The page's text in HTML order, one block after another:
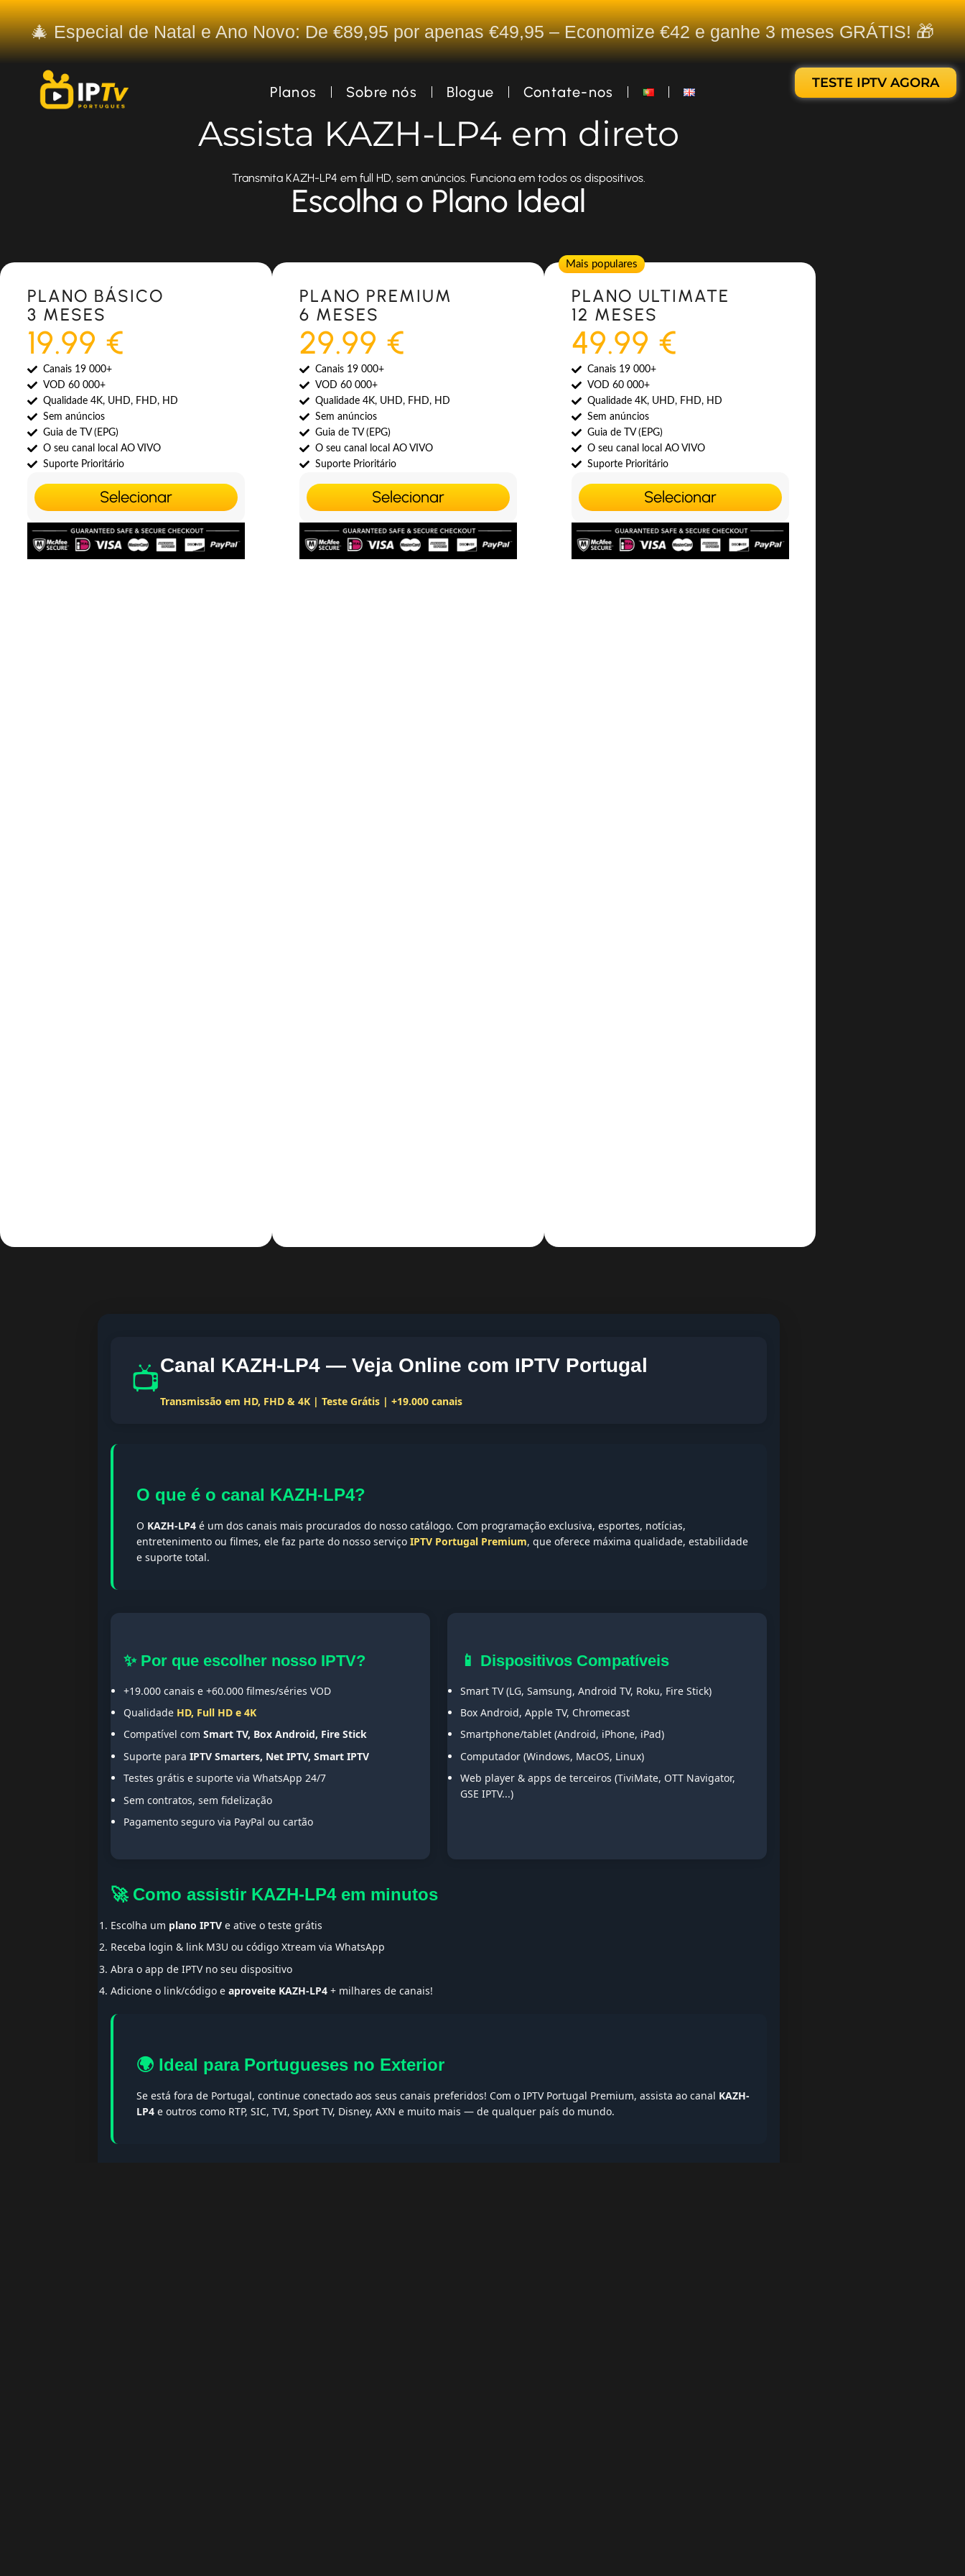
🎄 Especial de Natal e Ano Novo: De €89,95 por apenas €49,95 – Economize €42 e ganhe 3 meses GRÁTIS! 🎁
Planos Sobre nós Blogue Contate-nos
TESTE IPTV AGORA
Assista KAZH-LP4 em direto
Transmita KAZH-LP4 em full HD, sem anúncios. Funciona em todos os dispositivos.
Escolha o Plano Ideal
Most Popular
PLANO BÁSICO
3 MESES
19.99 €
Canais 19 000+
VOD 60 000+
Qualidade 4K, UHD, FHD, HD
Sem anúncios
Guia de TV (EPG)
O seu canal local AO VIVO
Suporte Prioritário
Selecionar
Most Popular
PLANO PREMIUM
6 MESES
29.99 €
Canais 19 000+
VOD 60 000+
Qualidade 4K, UHD, FHD, HD
Sem anúncios
Guia de TV (EPG)
O seu canal local AO VIVO
Suporte Prioritário
Selecionar
Mais populares
PLANO ULTIMATE
12 MESES
49.99 €
Canais 19 000+
VOD 60 000+
Qualidade 4K, UHD, FHD, HD
Sem anúncios
Guia de TV (EPG)
O seu canal local AO VIVO
Suporte Prioritário
Selecionar
📺Canal KAZH-LP4 — Veja Online com IPTV Portugal
Transmissão em HD, FHD & 4K | Teste Grátis | +19.000 canais
O que é o canal KAZH-LP4?
O KAZH-LP4 é um dos canais mais procurados do nosso catálogo. Com programação exclusiva, esportes, notícias,
entretenimento ou filmes, ele faz parte do nosso serviço IPTV Portugal Premium, que oferece máxima qualidade, estabilidade
e suporte total.
✨ Por que escolher nosso IPTV?
+19.000 canais e +60.000 filmes/séries VOD
Qualidade HD, Full HD e 4K
Compatível com Smart TV, Box Android, Fire Stick
Suporte para IPTV Smarters, Net IPTV, Smart IPTV
Testes grátis e suporte via WhatsApp 24/7
Sem contratos, sem fidelização
Pagamento seguro via PayPal ou cartão
📱 Dispositivos Compatíveis
Smart TV (LG, Samsung, Android TV, Roku, Fire Stick)
Box Android, Apple TV, Chromecast
Smartphone/tablet (Android, iPhone, iPad)
Computador (Windows, MacOS, Linux)
Web player & apps de terceiros (TiviMate, OTT Navigator,
GSE IPTV...)
🚀 Como assistir KAZH-LP4 em minutos
Escolha um plano IPTV e ative o teste grátis
Receba login & link M3U ou código Xtream via WhatsApp
Abra o app de IPTV no seu dispositivo
Adicione o link/código e aproveite KAZH-LP4 + milhares de canais!
🌍 Ideal para Portugueses no Exterior
Se está fora de Portugal, continue conectado aos seus canais preferidos! Com o IPTV Portugal Premium, assista ao canal KAZH-
LP4 e outros como RTP, SIC, TVI, Sport TV, Disney, AXN e muito mais — de qualquer país do mundo.